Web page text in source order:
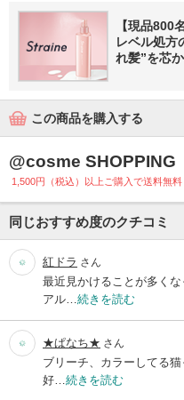
【現品800
レベル処方
れ髪”を芯
この商品を購入する
@cosme SHOPPING
1,500円（税込）以上ご購入で送料無料
同じおすすめ度のクチコミ
紅ドラ さん
最近見かけることが多く
アル… 続きを読む
★ぱなち★ さん
ブリーチ、カラーしてる
好… 続きを読む